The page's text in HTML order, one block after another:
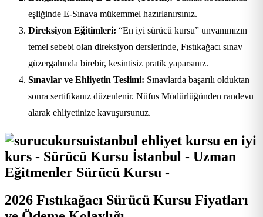
eşliğinde E-Sınava mükemmel hazırlanırsınız.
Direksiyon Eğitimleri: “En iyi sürücü kursu” unvanımızın
temel sebebi olan direksiyon derslerinde, Fıstıkağacı sınav
güzergahında birebir, kesintisiz pratik yaparsınız.
Sınavlar ve Ehliyetin Teslimi: Sınavlarda başarılı olduktan
sonra sertifikanız düzenlenir. Nüfus Müdürlüğünden randevu
alarak ehliyetinize kavuşursunuz.
2026 Fıstıkağacı Sürücü Kursu Fiyatları